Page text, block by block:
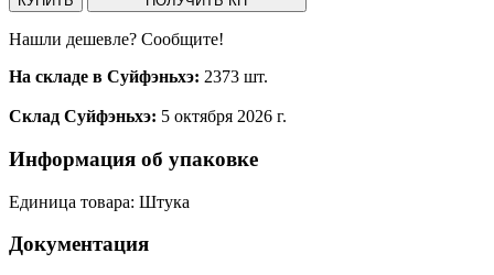
Нашли дешевле? Сообщите!
На складе в Суйфэньхэ: 2373 шт.
Склад Суйфэньхэ: 5 октября 2026 г.
Информация об упаковке
Единица товара: Штука
Документация